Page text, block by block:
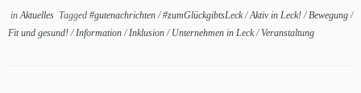
inAktuelles Tagged #gutenachrichten/#zumGlückgibtsLeck/Aktiv in Leck!/Bewegung/
Fit und gesund!/Information/Inklusion/ Unternehmen in Leck/Veranstaltung